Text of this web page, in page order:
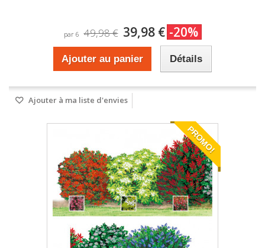
par 6 49,98 € 39,98 € -20%
Ajouter au panier Détails
Ajouter à ma liste d'envies
PROMO!